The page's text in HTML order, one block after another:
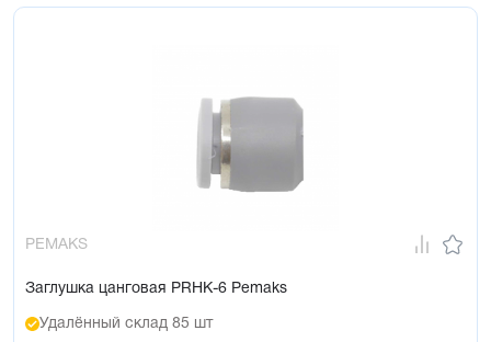
PEMAKS
Заглушка цанговая PRHK-6 Pemaks
Удалённый склад 85 шт